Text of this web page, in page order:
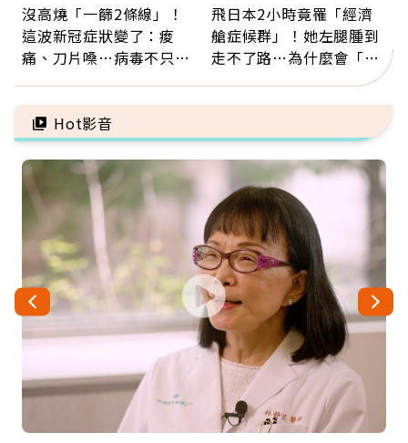
沒高燒「一篩2條線」！
這波新冠症狀變了：痠
痛、刀片嗓…病毒不只攻
管發炎
飛日本2小時竟罹「經濟
艙症候群」！她左腿腫到
走不了路…為什麼會「靜
脈血栓」？醫示警7種人
注意
Hot影音